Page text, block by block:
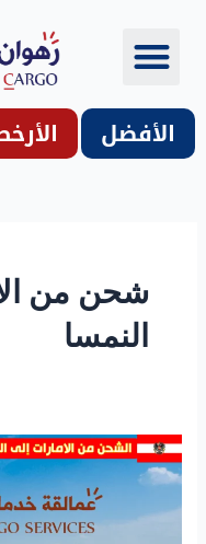
المحتوى
الأفضل
شحن من
النمسا
افضل
شركة